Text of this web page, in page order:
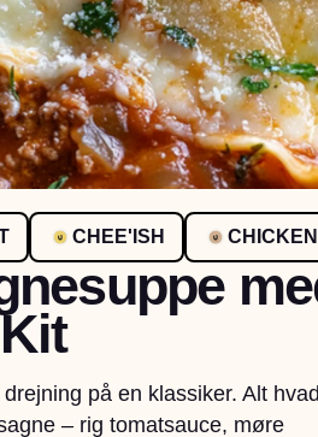
CHEE'ISH
på en klassiker. Alt
– rig tomatsauce, møre